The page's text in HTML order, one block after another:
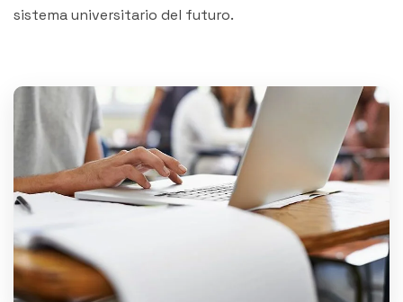
sistema universitario del futuro.